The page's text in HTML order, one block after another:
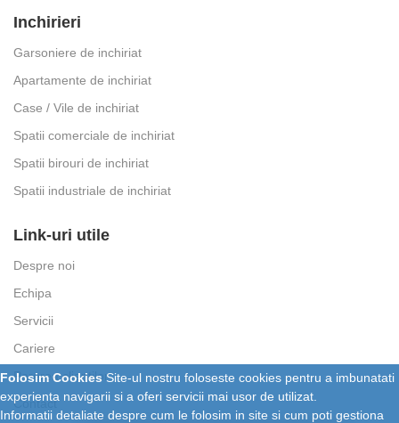
Inchirieri
Garsoniere de inchiriat
Apartamente de inchiriat
Case / Vile de inchiriat
Spatii comerciale de inchiriat
Spatii birouri de inchiriat
Spatii industriale de inchiriat
Link-uri utile
Despre noi
Echipa
Servicii
Cariere
Parerea clientilor
Contact
Folosim Cookies Site-ul nostru foloseste cookies pentru a imbunatati
experienta navigarii si a oferi servicii mai usor de utilizat.
Informatii detaliate despre cum le folosim in site si cum poti gestiona